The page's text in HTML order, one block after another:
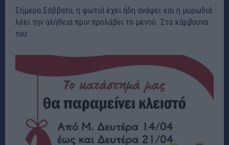
Σήμερα Σάββατο, η φωτιά έχει ήδη ανάψει και η μυρωδιά
λέει την αλήθεια πριν προλάβει το μενού. Στα κάρβουνα
του...